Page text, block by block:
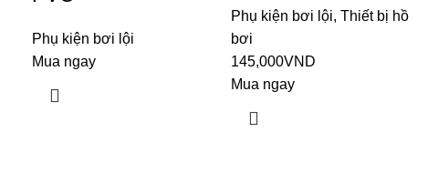
Phụ kiện bơi lội
Mua ngay
Phụ kiện bơi lội, Thiết bị hồ
bơi
145,000VND
Mua ngay